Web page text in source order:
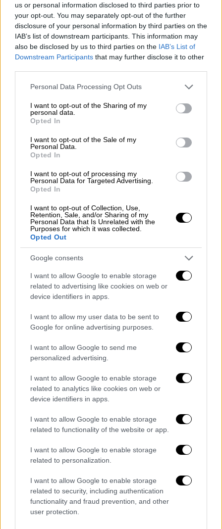
us or personal information disclosed to third parties prior to
your opt-out. You may separately opt-out of the further
disclosure of your personal information by third parties on the
IAB’s list of downstream participants. This information may
also be disclosed by us to third parties on the IAB’s List of
Downstream Participants that may further disclose it to other
Please note that this website/app uses one or more Google
not limited to your visit or usage behaviour. You may click to
grant or deny consent to Google and its third-party tags to
use your data for below specified purposes in below Google
consent section.
Personal Data Processing Opt Outs
I want to opt-out of the Sharing of my
personal data.
Opted In
I want to opt-out of the Sale of my
Personal Data.
Opted In
I want to opt-out of processing my
Personal Data for Targeted Advertising.
Opted In
I want to opt-out of Collection, Use,
Retention, Sale, and/or Sharing of my
Personal Data that Is Unrelated with the
Purposes for which it was collected.
Opted Out
Google consents
I want to allow Google to enable storage
related to advertising like cookies on web or
device identifiers in apps.
I want to allow my user data to be sent to
Google for online advertising purposes.
I want to allow Google to send me
personalized advertising.
I want to allow Google to enable storage
related to analytics like cookies on web or
device identifiers in apps.
I want to allow Google to enable storage
related to functionality of the website or app.
I want to allow Google to enable storage
related to personalization.
I want to allow Google to enable storage
related to security, including authentication
functionality and fraud prevention, and other
user protection.
Πώς σχολιάστηκε στην Τουρκία ο
ανασχηματισμός της κυβέρνησης
Μητσοτάκη
Κόσμος|19.02.2025 11:21
Eurofighters στην Τουρκία: Η συμφωνία
μπαίνει στην τελική ευθεία
«Η ελληνική προσπάθεια να μπλοκάρει την
πώληση των Meteor απέτυχε»
Κόσμος|04.12.2024 16:20
Ο Σιδερένιος Θόλος της Κύπρου
«σκιάζει» (ξανά) την Τουρκία – Οι
αντιδράσεις στον τουρκικό τύπο
Τα τουρκικά ΜΜΕ προβάλουν σήμερα